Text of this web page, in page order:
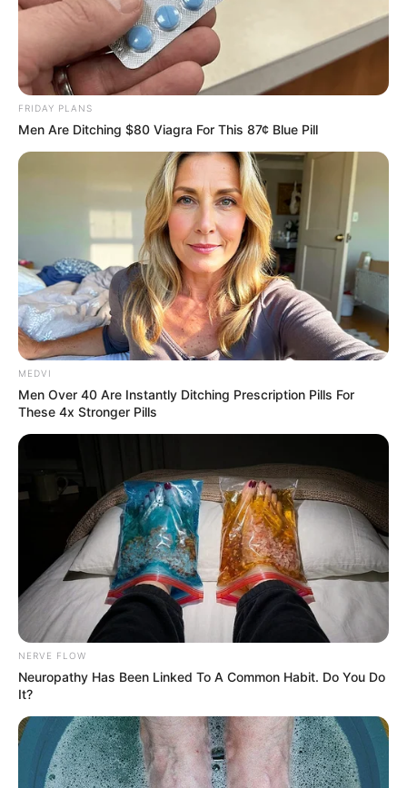
FRIDAY PLANS
Men Are Ditching $80 Viagra For This 87¢ Blue Pill
MEDVI
Men Over 40 Are Instantly Ditching Prescription Pills For
These 4x Stronger Pills
NERVE FLOW
Neuropathy Has Been Linked To A Common Habit. Do You Do
It?